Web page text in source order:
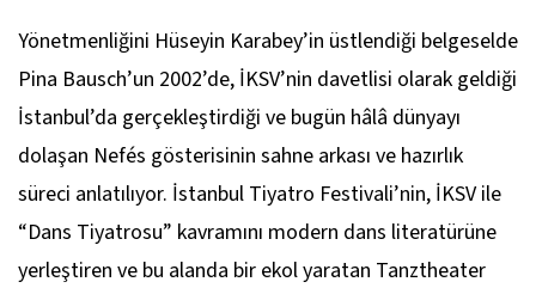
Yönetmenliğini Hüseyin Karabey’in üstlendiği belgeselde
Pina Bausch’un 2002’de, İKSV’nin davetlisi olarak geldiği
İstanbul’da gerçekleştirdiği ve bugün hâlâ dünyayı
dolaşan Nefés gösterisinin sahne arkası ve hazırlık
süreci anlatılıyor. İstanbul Tiyatro Festivali’nin, İKSV ile
“Dans Tiyatrosu” kavramını modern dans literatürüne
yerleştiren ve bu alanda bir ekol yaratan Tanztheater